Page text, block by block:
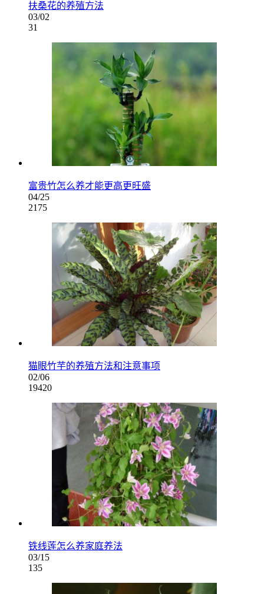
扶桑花的养殖方法
03/02
31
富贵竹怎么养才能更高更旺盛
04/25
2175
猫眼竹芋的养殖方法和注意事项
02/06
19420
铁线莲怎么养家庭养法
03/15
135